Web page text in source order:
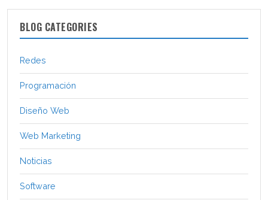
BLOG CATEGORIES
Redes
Programación
Diseño Web
Web Marketing
Noticias
Software